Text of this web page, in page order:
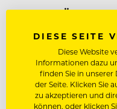
DAS
DIESE SEITE
Diese Website
Informationen dazu
finden Sie in
der Seite. Klicken Sie
zu akzeptieren und
können, oder klicken